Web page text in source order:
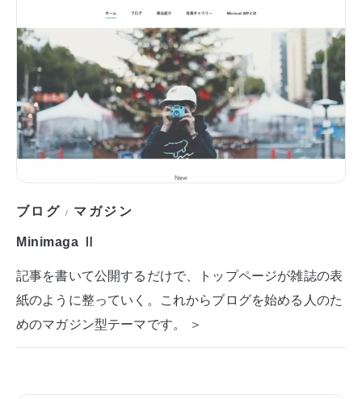
ブログ / マガジン
Minimaga Ⅱ
記事を書いて公開するだけで、トップページが雑誌の表
紙のように整っていく。これからブログを始める人のた
めのマガジン型テーマです。 ＞